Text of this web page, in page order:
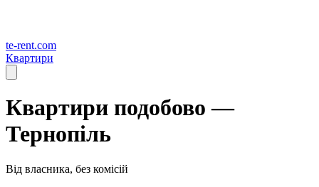
te-rent.com
Квартири
Квартири подобово —
Тернопіль
Від власника, без комісій